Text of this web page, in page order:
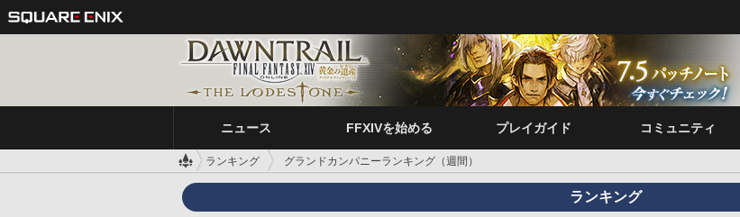
ニュース FFXIVを始める プレイガイド コミュニティ
ランキング グランドカンパニーランキング（週間）
ランキング